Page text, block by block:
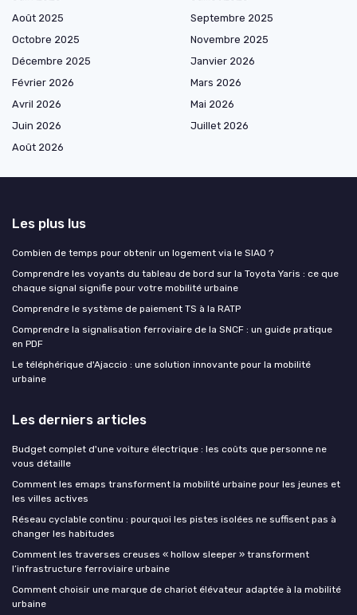
Août 2025
Septembre 2025
Octobre 2025
Novembre 2025
Décembre 2025
Janvier 2026
Février 2026
Mars 2026
Avril 2026
Mai 2026
Juin 2026
Juillet 2026
Août 2026
Les plus lus
Combien de temps pour obtenir un logement via le SIAO ?
Comprendre les voyants du tableau de bord sur la Toyota Yaris : ce que
chaque signal signifie pour votre mobilité urbaine
Comprendre le système de paiement TS à la RATP
Comprendre la signalisation ferroviaire de la SNCF : un guide pratique
en PDF
Le téléphérique d'Ajaccio : une solution innovante pour la mobilité
urbaine
Les derniers articles
Budget complet d'une voiture électrique : les coûts que personne ne
vous détaille
Comment les emaps transforment la mobilité urbaine pour les jeunes et
les villes actives
Réseau cyclable continu : pourquoi les pistes isolées ne suffisent pas à
changer les habitudes
Comment les traverses creuses « hollow sleeper » transforment
l’infrastructure ferroviaire urbaine
Comment choisir une marque de chariot élévateur adaptée à la mobilité
urbaine